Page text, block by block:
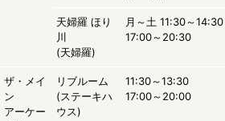
天婦羅 ほり
川
(天婦羅)
月～土 11:30～14:30
17:00～20:30
ザ・メイ
ン
アーケー
リブルーム
(ステーキハ
ウス)
11:30～13:30
17:00～20:00